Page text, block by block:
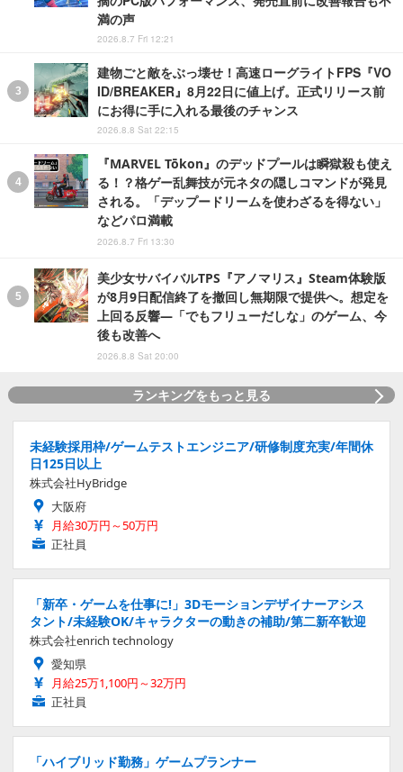
満の声
2026.8.7 Fri 12:21
建物ごと敵をぶっ壊せ！高速ローグライトFPS『VO
ID/BREAKER』8月22日に値上げ。正式リリース前
にお得に手に入れる最後のチャンス
2026.8.8 Sat 22:15
『MARVEL Tōkon』のデッドプールは瞬獄殺も使え
る！？格ゲー乱舞技が元ネタの隠しコマンドが発見
される。「デップードリームを使わざるを得ない」
などパロ満載
2026.8.7 Fri 13:30
美少女サバイバルTPS『アノマリス』Steam体験版
が8月9日配信終了を撤回し無期限で提供へ。想定を
上回る反響―「でもフリューだしな」のゲーム、今
後も改善へ
2026.8.8 Sat 20:00
ランキングをもっと見る
未経験採用枠/ゲームテストエンジニア/研修制度充実/年間休
日125日以上
株式会社HyBridge
大阪府
月給30万円～50万円
正社員
「新卒・ゲームを仕事に!」3Dモーションデザイナーアシス
タント/未経験OK/キャラクターの動きの補助/第二新卒歓迎
株式会社enrich technology
愛知県
月給25万1,100円～32万円
正社員
「ハイブリッド勤務」ゲームプランナー